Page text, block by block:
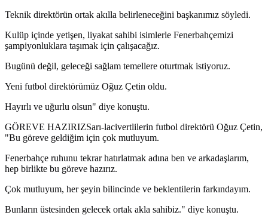
Teknik direktörün ortak akılla belirleneceğini başkanımız söyledi.
Kulüp içinde yetişen, liyakat sahibi isimlerle Fenerbahçemizi
şampiyonluklara taşımak için çalışacağız.
Bugünü değil, geleceği sağlam temellere oturtmak istiyoruz.
Yeni futbol direktörümüz Oğuz Çetin oldu.
Hayırlı ve uğurlu olsun" diye konuştu.
GÖREVE HAZIRIZSarı-lacivertlilerin futbol direktörü Oğuz Çetin,
"Bu göreve geldiğim için çok mutluyum.
Fenerbahçe ruhunu tekrar hatırlatmak adına ben ve arkadaşlarım,
hep birlikte bu göreve hazırız.
Çok mutluyum, her şeyin bilincinde ve beklentilerin farkındayım.
Bunların üstesinden gelecek ortak akla sahibiz." diye konuştu.